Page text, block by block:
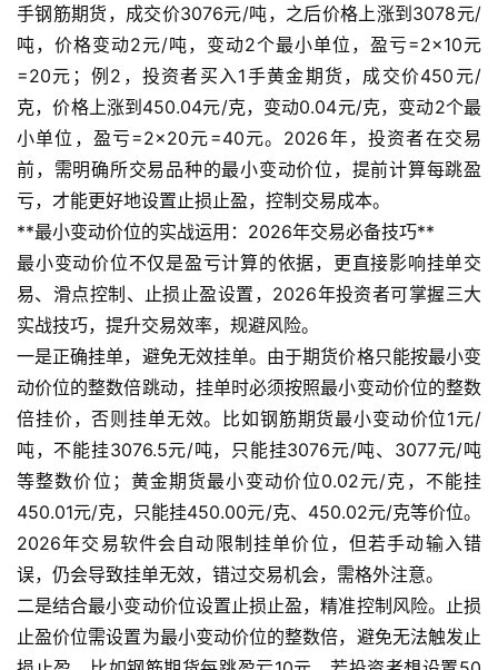
原
油
期
货
国
际
期
货
恒
指
期
手钢筋期货，成交价3076元/吨，之后价格上涨到3078元/
吨，价格变动2元/吨，变动2个最小单位，盈亏=2×10元
=20元；例2，投资者买入1手黄金期货，成交价450元/
克，价格上涨到450.04元/克，变动0.04元/克，变动2个最
小单位，盈亏=2×20元=40元。2026年，投资者在交易
前，需明确所交易品种的最小变动价位，提前计算每跳盈
亏，才能更好地设置止损止盈，控制交易成本。
**最小变动价位的实战运用：2026年交易必备技巧**
最小变动价位不仅是盈亏计算的依据，更直接影响挂单交
易、滑点控制、止损止盈设置，2026年投资者可掌握三大
实战技巧，提升交易效率，规避风险。
一是正确挂单，避免无效挂单。由于期货价格只能按最小变
动价位的整数倍跳动，挂单时必须按照最小变动价位的整数
倍挂价，否则挂单无效。比如钢筋期货最小变动价位1元/
吨，不能挂3076.5元/吨，只能挂3076元/吨、3077元/吨
等整数价位；黄金期货最小变动价位0.02元/克，不能挂
450.01元/克，只能挂450.00元/克、450.02元/克等价位。
2026年交易软件会自动限制挂单价位，但若手动输入错
误，仍会导致挂单无效，错过交易机会，需格外注意。
二是结合最小变动价位设置止损止盈，精准控制风险。止损
止盈价位需设置为最小变动价位的整数倍，避免无法触发止